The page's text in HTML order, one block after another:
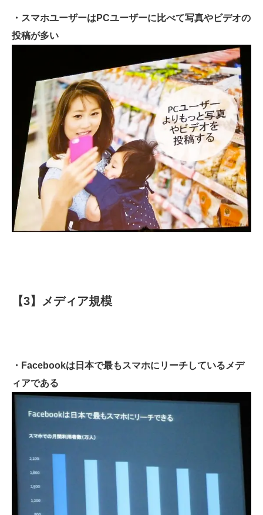
・スマホユーザーはPCユーザーに比べて写真やビデオの
投稿が多い
【3】メディア規模
・Facebookは日本で最もスマホにリーチしているメデ
ィアである